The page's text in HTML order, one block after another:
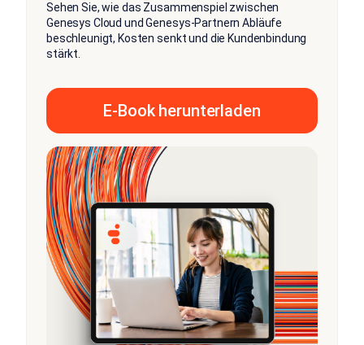
Sehen Sie, wie das Zusammenspiel zwischen
Genesys Cloud und Genesys-Partnern Abläufe
beschleunigt, Kosten senkt und die Kundenbindung
stärkt.
E-Book herunterladen